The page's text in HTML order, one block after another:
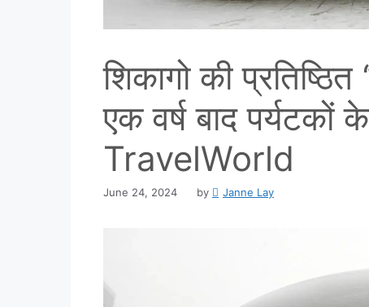
शिकागो की प्रतिष्ठित
एक वर्ष बाद पर्यटकों
TravelWorld
June 24, 2024 by Janne Lay